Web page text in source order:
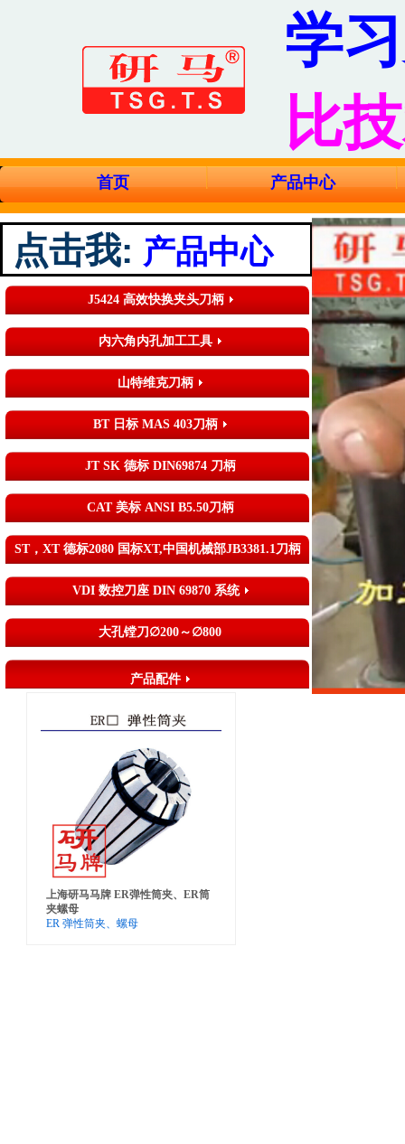
学
比
首页 产品中心
点击我: 产品中心
J5424 高效快换夹头刀柄
内六角内孔加工工具
山特维克刀柄
BT 日标 MAS 403刀柄
JT SK 德标 DIN69874 刀柄
CAT 美标 ANSI B5.50刀柄
ST，XT 德标2080 国标XT,中国机械部JB3381.1刀柄
VDI 数控刀座 DIN 69870 系统
大孔镗刀∅200～∅800
产品配件
上海研马马牌 ER弹性筒夹、ER筒
夹螺母
ER 弹性筒夹、螺母